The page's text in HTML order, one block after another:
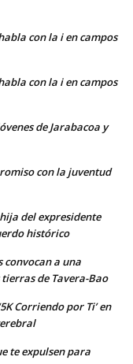
con la i en campos
con la i en campos
de Jarabacoa y
con la juventud
del expresidente
histórico
convocan a una
de Tavera-Bao
Corriendo por Ti’ en
te expulsen para